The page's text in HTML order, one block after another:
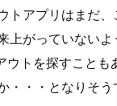
トアプリはまだ
上がっていないよ
ウトを探すことも
・・・となりそう